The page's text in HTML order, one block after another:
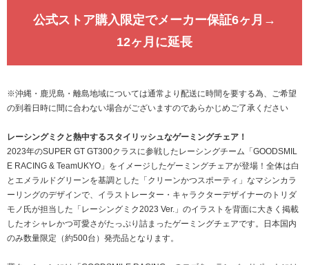
公式ストア購入限定でメーカー保証6ヶ月→
12ヶ月に延長
※沖縄・鹿児島・離島地域については通常より配送に時間を要する為、ご希望
の到着日時に間に合わない場合がございますのであらかじめご了承ください
レーシングミクと熱中するスタイリッシュなゲーミングチェア！
2023年のSUPER GT GT300クラスに参戦したレーシングチーム「GOODSMIL
E RACING & TeamUKYO」をイメージしたゲーミングチェアが登場！全体は白
とエメラルドグリーンを基調とした「クリーンかつスポーティ」なマシンカラ
ーリングのデザインで、イラストレーター・キャラクターデザイナーのトリダ
モノ氏が担当した「レーシングミク2023 Ver.」のイラストを背面に大きく掲載
したオシャレかつ可愛さがたっぷり詰まったゲーミングチェアです。日本国内
のみ数量限定（約500台）発売品となります。